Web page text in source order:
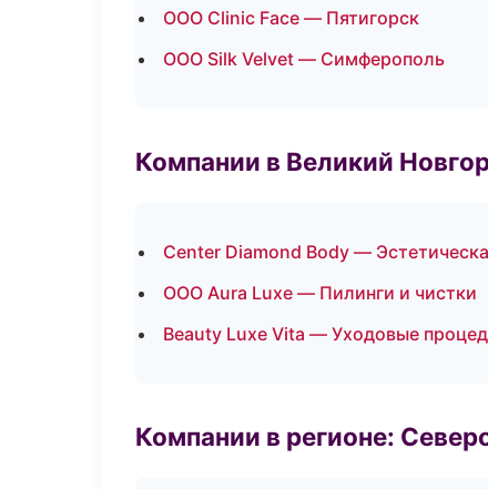
ООО Clinic Face — Пятигорск
ООО Silk Velvet — Симферополь
Компании в Великий
Center Diamond Body —
ООО Aura Luxe — Пилинги и чистки
Beauty Luxe Vita — Уходовые
Компании в регионе: